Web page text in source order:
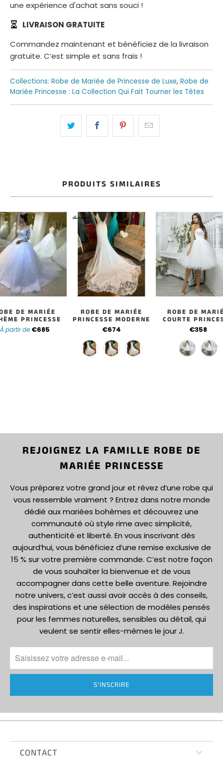
une expérience d'achat sans souci !
LIVRAISON GRATUITE
Commandez maintenant et bénéficiez de la livraison
gratuite. C’est simple et sans frais !
Collections: Robe de Mariée de Princesse de Luxe, Robe de
Mariée Princesse : La Collection Qui Fait Tourner les Têtes
PRODUITS SIMILAIRES
DE MARIÉE
PRINCESSE
À partir de €685
ROBE DE MARIÉE
PRINCESSE MODERNE
€674
ROBE DE
COURTE
€358
REJOIGNEZ LA FAMILLE ROBE DE
MARIÉE PRINCESSE
Vous préparez votre grand jour et rêvez d’une robe qui
vous ressemble vraiment ? Entrez dans notre monde
dédié aux mariées bohèmes et découvrez une
communauté où style rime avec simplicité,
authenticité et liberté. En vous inscrivant dès
aujourd’hui, vous bénéficiez d’une remise exclusive de
15 % sur votre première commande. C’est notre façon
de vous souhaiter la bienvenue et de vous
accompagner dans cette belle aventure. Rejoindre
notre univers, c’est aussi avoir accès à des conseils,
des inspirations et une sélection de modèles pensés
pour les femmes naturelles, sensibles au détail, qui
veulent se sentir elles-mêmes le jour J.
CONTACT